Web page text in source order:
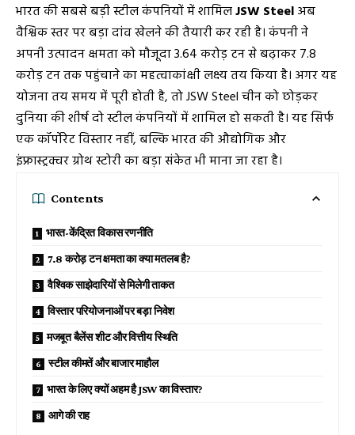
भारत की सबसे बड़ी स्टील कंपनियों में शामिलJSW Steelअब
वैश्विक स्तर पर बड़ा दांव खेलने की तैयारी कर रही है। कंपनी ने
अपनी उत्पादन क्षमता को मौजूदा 3.64 करोड़ टन से बढ़ाकर 7.8
करोड़ टन तक पहुंचाने का महत्वाकांक्षी लक्ष्य तय किया है। अगर यह
योजना तय समय में पूरी होती है, तो JSW Steel चीन को छोड़कर
दुनिया की शीर्ष दो स्टील कंपनियों में शामिल हो सकती है। यह सिर्फ
एक कॉर्पोरेट विस्तार नहीं, बल्कि भारत की औद्योगिक और
इंफ्रास्ट्रक्चर ग्रोथ स्टोरी का बड़ा संकेत भी माना जा रहा है।
Contents
भारत-केंद्रित विकास रणनीति
7.8 करोड़ टन क्षमता का क्या मतलब है?
वैश्विक साझेदारियों से मिलेगी ताकत
विस्तार परियोजनाओं पर बड़ा निवेश
मजबूत बैलेंस शीट और वित्तीय स्थिति
स्टील कीमतें और बाजार माहौल
भारत के लिए क्यों अहम है JSW का विस्तार?
आगे की राह